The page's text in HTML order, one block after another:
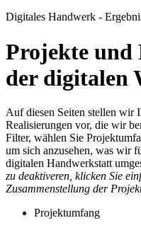
Digitales Handwerk -
Projekte und
der digitalen
Auf diesen Seiten stellen wir
Realisierungen vor, die wir
Filter, wählen Sie
um sich anzusehen, was wir
digitalen Handwerkstatt
zu deaktiveren, klicken Sie
Zusammenstellung der
Projektumfang